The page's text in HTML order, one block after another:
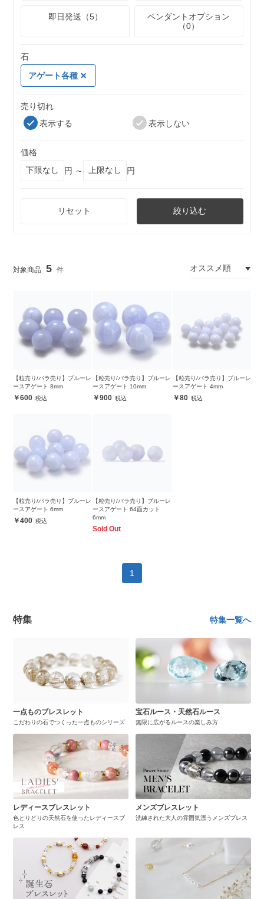
即日発送（5）
ペンダントオプション
（0）
石
アゲート各種
売り切れ
表示する
表示しない
価格
円 ～
円
リセット 絞り込む
5
【粒売り/バラ売り】ブルーレ
ースアゲート 8mm
600
【粒売り/バラ売り】ブルーレ
ースアゲート 10mm
900
【粒売り/バラ売り】ブルーレ
ースアゲート 4mm
80
【粒売り/バラ売り】ブルーレ
ースアゲート 6mm
400
【粒売り/バラ売り】ブルーレ
ースアゲート 64面カット
6mm
Sold Out
1
特集 特集一覧へ
一点ものブレスレット
こだわりの石でつくった一点ものシリーズ
宝石ルース・天然石ルース
無限に広がるルースの楽しみ方
レディースブレスレット
色とりどりの天然石を使ったレディースブ
レス
メンズブレスレット
洗練された大人の雰囲気漂うメンズブレス